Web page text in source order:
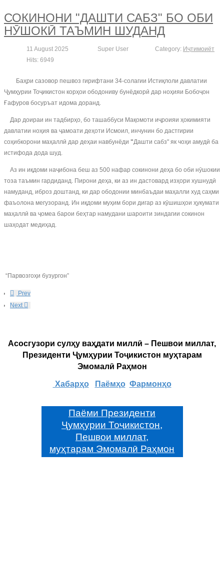
СОКИНОНИ "ДАШТИ САБЗ" БО ОБИ
НӮШОКӢ ТАЪМИН ШУДАНД
11 August 2025 Super User Category: Иҷтимоиёт
Hits: 6949
Баҳри сазовор пешвоз гирифтани 34-солагии Истиқлоли давлатии
Ҷумҳурии Тоҷикистон корҳои ободониву бунёдкорӣ дар ноҳияи Бобоҷон
Ғафуров босуръат идома доранд.
Дар доираи ин тадбирҳо, бо ташаббуси Мақомоти иҷроияи ҳокимияти
давлатии ноҳия ва ҷамоати деҳоти Исмоил, инчунин бо дастгирии
соҳибкорони маҳаллӣ дар деҳаи навбунёди "Дашти сабз" як чоҳи амудӣ ба
истифода дода шуд.
Аз ин иқдоми наҷибона беш аз 500 нафар сокинони деҳа бо оби нӯшокии
тоза таъмин гардиданд. Пирони деҳа, ки аз ин дастовард изҳори хушнудӣ
намуданд, иброз доштанд, ки дар ободонии минбаъдаи маҳалли худ саҳми
фаъолона мегузоранд. Ин иқдоми муҳим бори дигар аз кӯшишҳои ҳукумати
маҳаллӣ ва ҷомеа барои беҳтар намудани шароити зиндагии сокинон
шаҳодат медиҳад.
“Парвозгоҳи бузургон”
Prev
Next
Асосгузори сулҳу ваҳдати миллӣ – Пешвои миллат,
Президенти Ҷумҳурии Тоҷикистон муҳтарам
Эмомалӣ Раҳмон
Хабарҳо Паёмҳо Фармонҳо
Паёми Президенти
Ҷумҳурии Тоҷикистон,
Пешвои миллат,
муҳтарам Эмомалӣ Раҳмон